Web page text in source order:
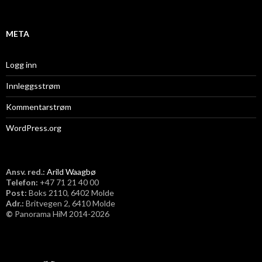
META
Logg inn
Innleggsstrøm
Kommentarstrøm
WordPress.org
Ansv. red.: Arild Waagbø
Telefon: ​+47 71 21 40 00
Post: Boks 2110, 6402 Molde
Adr.: Britvegen 2, 6410 Molde
© Panorama HiM 2014-2026